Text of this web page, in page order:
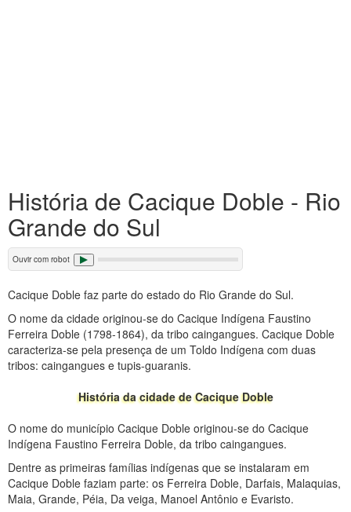
História de Cacique Doble - Rio
Grande do Sul
Ouvir com robot
Cacique Doble faz parte do estado do Rio Grande do Sul.
O nome da cidade originou-se do Cacique Indígena Faustino
Ferreira Doble (1798-1864), da tribo caingangues. Cacique Doble
caracteriza-se pela presença de um Toldo Indígena com duas
tribos: caingangues e tupis-guaranis.
História da cidade de Cacique Doble
O nome do município Cacique Doble originou-se do Cacique
Indígena Faustino Ferreira Doble, da tribo caingangues.
Dentre as primeiras famílias indígenas que se instalaram em
Cacique Doble faziam parte: os Ferreira Doble, Darfais, Malaquias,
Maia, Grande, Péia, Da veiga, Manoel Antônio e Evaristo.